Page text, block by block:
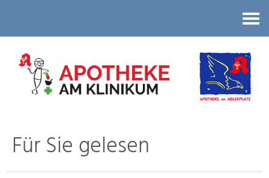
Für Sie gelesen